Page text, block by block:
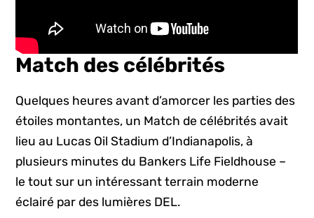
Match des célébrités
Quelques heures avant d’amorcer les parties des
étoiles montantes, un Match de célébrités avait
lieu au Lucas Oil Stadium d’Indianapolis, à
plusieurs minutes du Bankers Life Fieldhouse –
le tout sur un intéressant terrain moderne
éclairé par des lumières DEL.